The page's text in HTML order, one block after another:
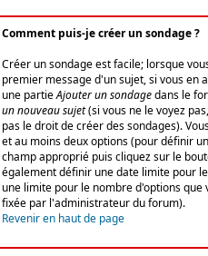
Comment puis-je créer un sondage ?
Créer un sondage est facile; lorsque
premier message d'un sujet, si vous en
une partieAjouter un sondagedans le
un nouveau sujet(si vous ne le voyez
pas le droit de créer des sondages).
et au moins deux options (pour définir
champ approprié puis cliquez sur le
également définir une date limite pour
une limite pour le nombre d'options
fixée par l'administrateur du forum).
Revenir en haut de page